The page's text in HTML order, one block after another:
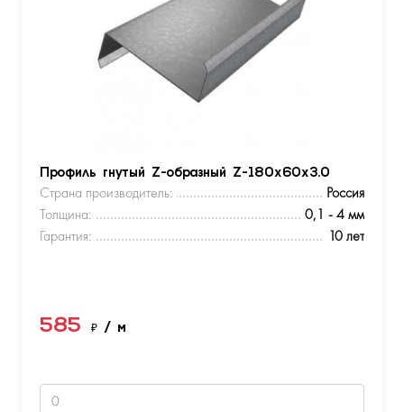
Профиль гнутый Z-образный Z-180х60х3.0
Страна производитель:
Россия
Толщина:
0,1 - 4 мм
Гарантия:
10 лет
585 ₽ / м